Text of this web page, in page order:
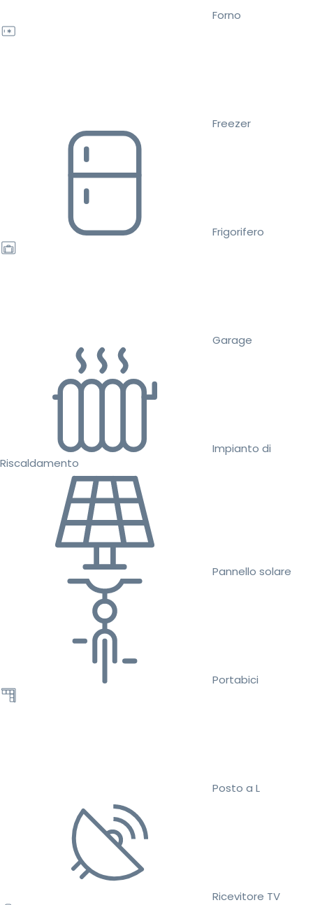
Forno
Freezer
Frigorifero
Garage
Impianto di
Riscaldamento
Pannello solare
Portabici
Posto a L
Ricevitore TV